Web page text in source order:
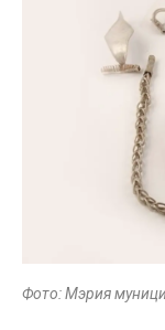
Фото: Мэрия